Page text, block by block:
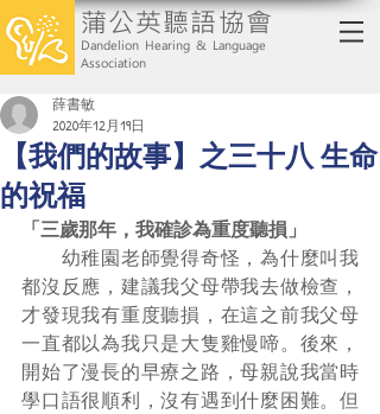
蒲公英聽語協會
Dandelion Hearing & Language
Association
【我們的故事】之三十八 生命
的祝福
薛書敏
2020年12月19日
「三歲那年，我確診為重度聽損」
幼稚園老師覺得奇怪，為什麼叫我
都沒反應，建議我父母帶我去做檢查，
才發現我有重度聽損，在這之前我父母
一直都以為我只是大隻雞慢啼。後來，
開始了漫長的早療之路，母親說我當時
學口語很順利，沒有遇到什麼困難。但